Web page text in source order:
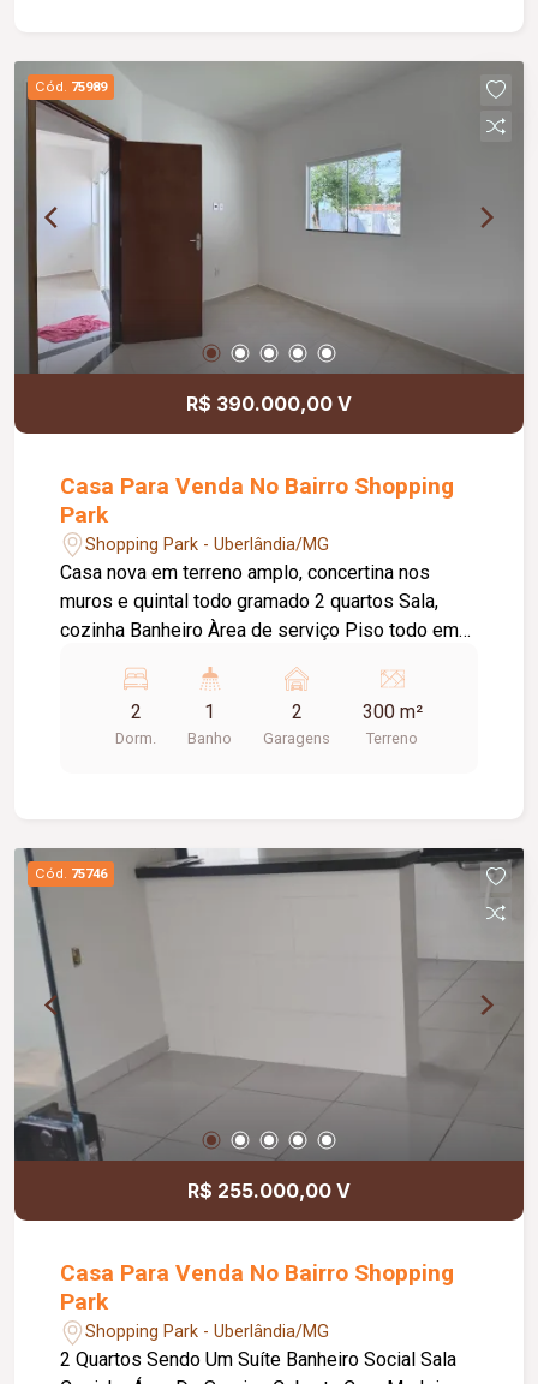
Cód. 75989
R$ 390.000,00 V
Casa Para Venda No Bairro Shopping
Park
Shopping Park - Uberlândia/MG
Casa nova em terreno amplo, concertina nos
muros e quintal todo gramado 2 quartos Sala,
cozinha Banheiro Àrea de serviço Piso todo em
2
Dorm.
1
Banho
2
Garagens
300 m²
Terreno
Cód. 75746
R$ 255.000,00 V
Casa Para Venda No Bairro Shopping
Park
Shopping Park - Uberlândia/MG
2 Quartos Sendo Um Suíte Banheiro Social Sala